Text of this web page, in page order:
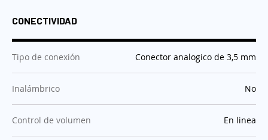
CONECTIVIDAD
Tipo de conexión :Conector analogico de 3,5 mm
Inalámbrico :No
Control de volumen :En linea